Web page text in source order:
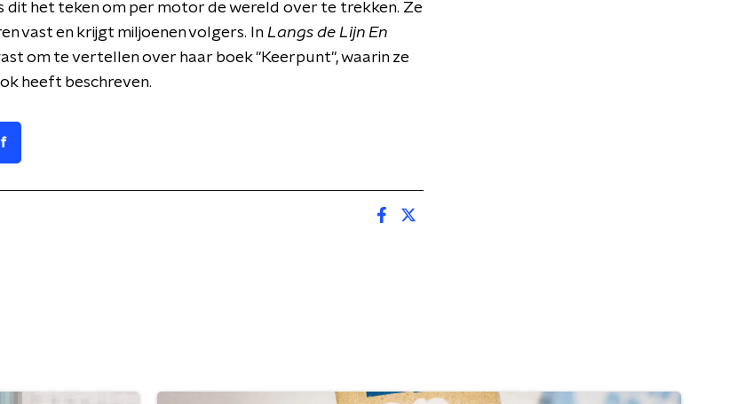
dit het teken om per motor de wereld over te trekken. Ze
vast en krijgt miljoenen volgers. In Langs de Lijn En
om te vertellen over haar boek "Keerpunt", waarin ze
heeft beschreven.